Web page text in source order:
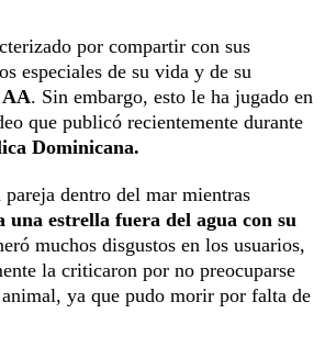
por compartir con sus
especiales de su vida y de su
. Sin embargo, esto le ha jugado en
que publicó recientemente durante
Dominicana.
dentro del mar mientras
una estrella fuera del agua con su
muchos disgustos en los usuarios,
la criticaron por no preocuparse
ya que pudo morir por falta de